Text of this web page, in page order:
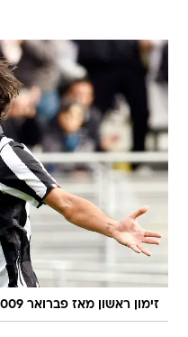
זימון ראשון מאז פברואר 2009. אקווילאני